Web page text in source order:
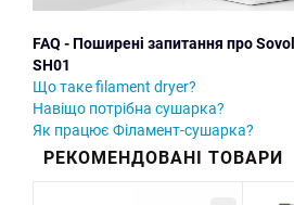
FAQ - Поширені запитання про
SH01
Що таке filament dryer?
Навіщо потрібна сушарка?
Як працює Філамент-сушарка?
РЕКОМЕНДОВАНІ ТОВАРИ